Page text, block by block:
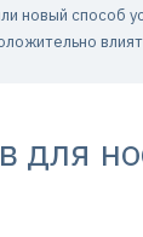
новый способ
для